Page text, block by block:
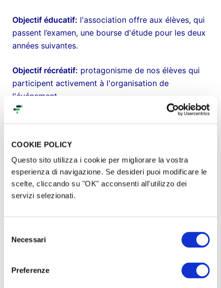
COOKIE POLICY
Questo sito utilizza i cookie per migliorare la vostra
esperienza di navigazione. Se desideri puoi modificare le
scelte, cliccando su "OK" acconsenti all'utilizzo dei
servizi selezionati.
delNecessari
Preferenze
Objectif éducatif: l'association offre aux élèves, qui
passent l’examen, une bourse d'étude pour les deux
années suivantes.
Objectif récréatif: protagonisme de nos élèves qui
participent activement à l'organisation de
l'événement.
les élèves ainsi que participer aux stages de danse
et de percussions africaines.
Objectif de Communication:Faire connaître les
projets d'inclusion et d'entreprises sociales aux